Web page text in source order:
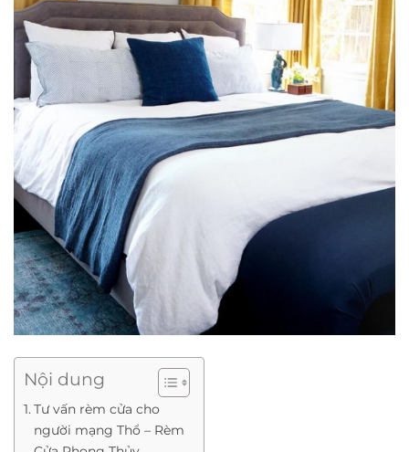
Nội dung
Tư vấn rèm cửa cho
người mạng Thổ – Rèm